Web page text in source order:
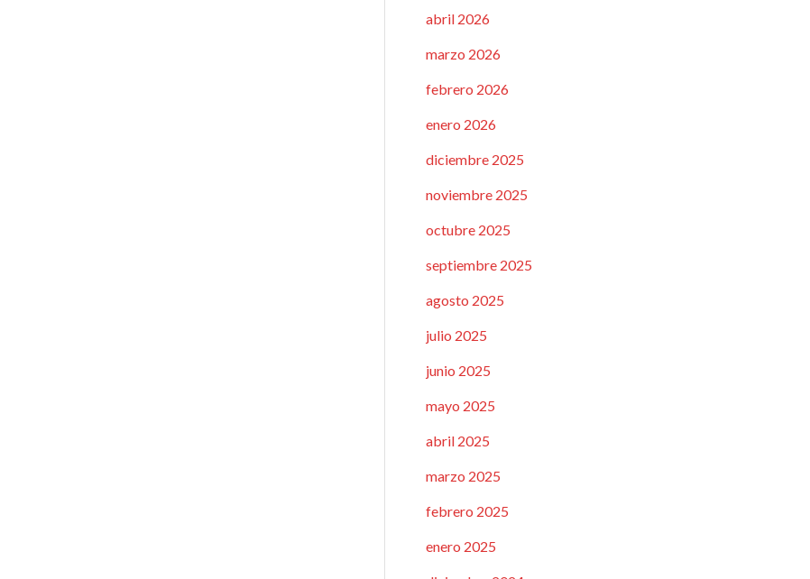
abril 2026
marzo 2026
febrero 2026
enero 2026
diciembre 2025
noviembre 2025
octubre 2025
septiembre 2025
agosto 2025
julio 2025
junio 2025
mayo 2025
abril 2025
marzo 2025
febrero 2025
enero 2025